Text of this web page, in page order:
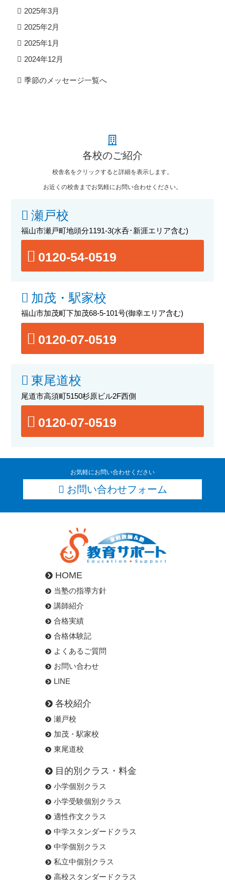
2025年3月
2025年2月
2025年1月
2024年12月
季節のメッセージ一覧へ
各校のご紹介
校舎名をクリックすると詳細を表示します。
お近くの校舎までお気軽にお問い合わせください。
瀬戸校
福山市瀬戸町地頭分1191-3(水呑･新涯エリア含む)
0120-54-0519
加茂・駅家校
福山市加茂町下加茂68-5-101号(御幸エリア含む)
0120-07-0519
東尾道校
尾道市高須町5150杉原ビル2F西側
0120-07-0519
お気軽にお問い合わせください
お問い合わせフォーム
HOME
当塾の指導方針
講師紹介
合格実績
合格体験記
よくあるご質問
お問い合わせ
LINE
各校紹介
瀬戸校
加茂・駅家校
東尾道校
目的別クラス・料金
小学個別クラス
小学受験個別クラス
適性作文クラス
中学スタンダードクラス
中学個別クラス
私立中個別クラス
高校スタンダードクラス